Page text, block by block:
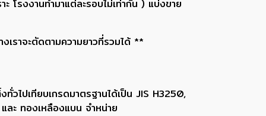
รงงานทำมาแต่ละรอบไม่เท่ากัน ) แบ่งขาย
ราจะตัดตามความยาวที่รวมได้ **
วไปเทียบเกรดมาตรฐานได้เป็น JIS H3250,
ละ ทองเหลืองแบน จำหน่าย